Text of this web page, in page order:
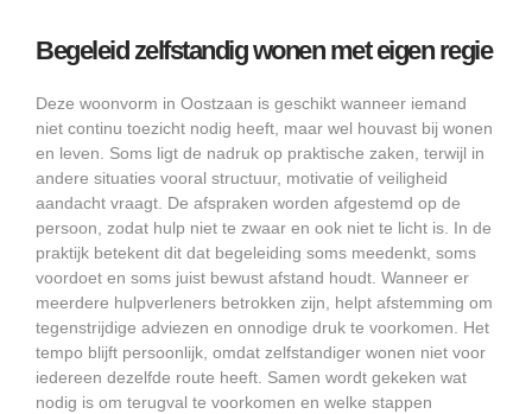
Begeleid zelfstandig wonen met eigen regie
Deze woonvorm in Oostzaan is geschikt wanneer iemand
niet continu toezicht nodig heeft, maar wel houvast bij wonen
en leven. Soms ligt de nadruk op praktische zaken, terwijl in
andere situaties vooral structuur, motivatie of veiligheid
aandacht vraagt. De afspraken worden afgestemd op de
persoon, zodat hulp niet te zwaar en ook niet te licht is. In de
praktijk betekent dit dat begeleiding soms meedenkt, soms
voordoet en soms juist bewust afstand houdt. Wanneer er
meerdere hulpverleners betrokken zijn, helpt afstemming om
tegenstrijdige adviezen en onnodige druk te voorkomen. Het
tempo blijft persoonlijk, omdat zelfstandiger wonen niet voor
iedereen dezelfde route heeft. Samen wordt gekeken wat
nodig is om terugval te voorkomen en welke stappen